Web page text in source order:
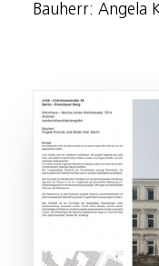
Bauherr: Angela